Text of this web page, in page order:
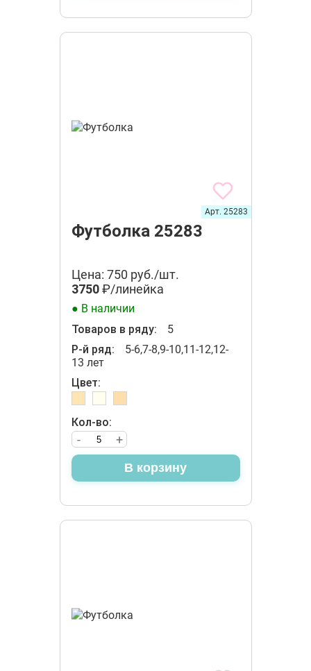
Футболка 25283
Арт. 25283
Цена: 750 руб./шт.
3750₽/линейка
● В наличии
Товаров в ряду:
5
Р-й ряд:
5-6,7-8,9-10,11-12,12-
13 лет
Цвет:
Кол-во:
+
-
В корзину